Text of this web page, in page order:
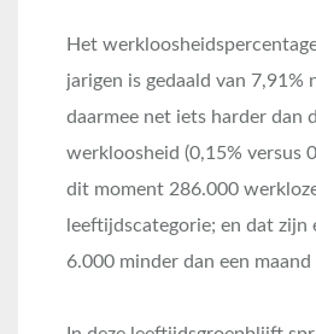
Het
jarigen is gedaald van 7,91%
daarmee net iets harder dan
werkloosheid (0,15% versus
dit moment 286.000
leeftijdscategorie; en dat zijn
6.000 minder dan een maand